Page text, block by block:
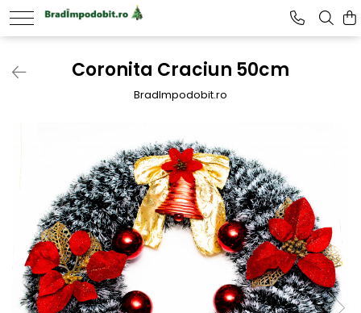
Coronita Craciun 50cm
BradImpodobit.ro